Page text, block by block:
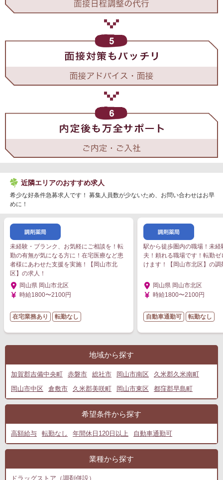
近隣エリアのおすすめ求人
希少な好条件急募求人です！ 募集人員数が少ないため、お問い合わせはお早
めに！
未経験・ブランク、お気軽にご相談を！転
勤の有無が気になる方に！在宅医療など患
者様にあわせた支援を実施！【岡山市北
区】の求人！
岡山県 岡山市北区
時給1800〜2100円
在宅業務あり 転勤なし
駅から徒歩圏内の職場！未経
夫！頼れる職場です！転勤ゼ
けます！【岡山市北区】の調
岡山県 岡山市北区
時給1800〜2100円
自動車通勤可 転勤なし
地域から探す
加賀郡吉備中央町 赤磐市 総社市 岡山市南区
久米郡久米南町
岡山市中区
倉敷市 久米郡美咲町 岡山市東区 都窪郡早島町
希望条件から探す
高額給与 転勤なし 年間休日120日以上 自動車通勤可
業種から探す
ドラッグストア（調剤併設）